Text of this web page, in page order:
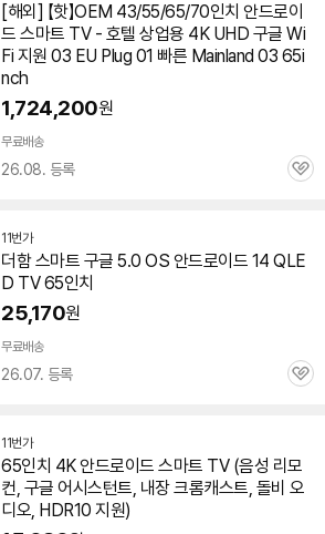
[해외] 【핫】OEM 43/55/65/70인치 안드로이
드 스마트 TV- 호텔 상업용 4K UHD 구글 Wi
Fi 지원 03 EU Plug 01 빠른 Mainland 03 65i
nch
1,724,200원
무료배송
26.08. 등록
관
11번가
더함 스마트 구글 5.0 OS 안드로이드 14 QLE
D TV 65인치
25,170원
무료배송
26.07. 등록
관
11번가
65인치 4K 안드로이드 스마트 TV(음성 리모
컨, 구글 어시스턴트, 내장 크롬캐스트, 돌비 오
디오, HDR10 지원)